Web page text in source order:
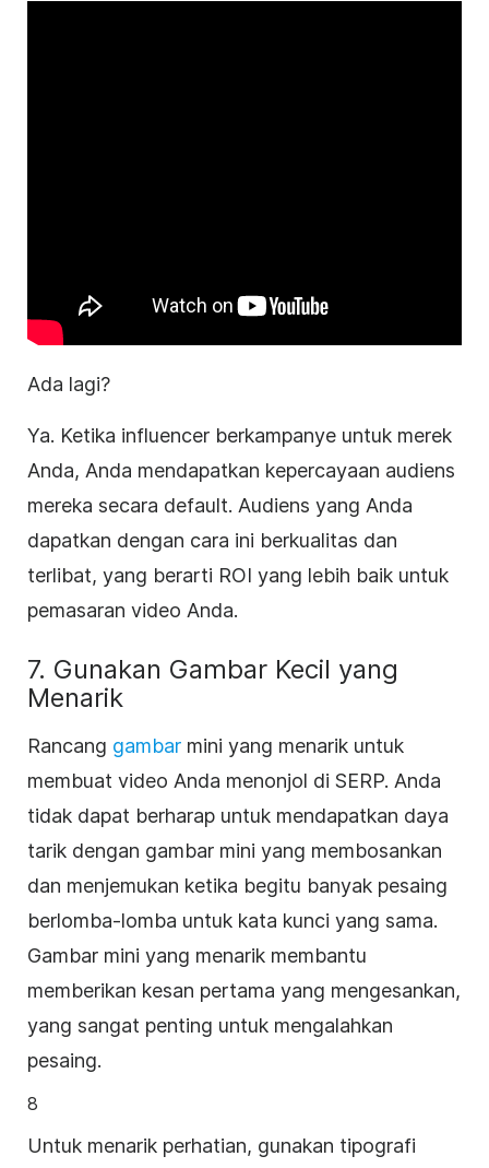
Ada lagi?
Ya. Ketika influencer berkampanye untuk merek
Anda, Anda mendapatkan kepercayaan audiens
mereka secara default. Audiens yang Anda
dapatkan dengan cara ini berkualitas dan
terlibat, yang berarti ROI yang lebih baik untuk
pemasaran video Anda.
7. Gunakan Gambar Kecil yang
Menarik
Rancang gambar mini yang menarik untuk
membuat video Anda menonjol di SERP. Anda
tidak dapat berharap untuk mendapatkan daya
tarik dengan gambar mini yang membosankan
dan menjemukan ketika begitu banyak pesaing
berlomba-lomba untuk kata kunci yang sama.
Gambar mini yang menarik membantu
memberikan kesan pertama yang mengesankan,
yang sangat penting untuk mengalahkan
pesaing.
8
Untuk menarik perhatian, gunakan tipografi